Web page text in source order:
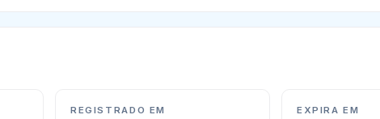
REGISTRADO EM EXPIRA EM